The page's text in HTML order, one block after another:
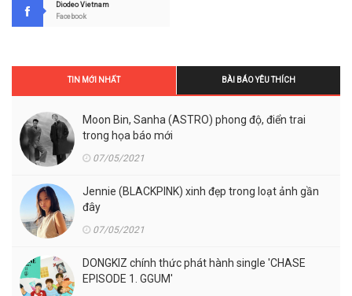
Diodeo Vietnam
Facebook
TIN MỚI NHẤT BÀI BÁO YÊU THÍCH
Moon Bin, Sanha (ASTRO) phong độ, điển trai
trong họa báo mới
07/05/2021
Jennie (BLACKPINK) xinh đẹp trong loạt ảnh gần
đây
07/05/2021
DONGKIZ chính thức phát hành single 'CHASE
EPISODE 1. GGUM'